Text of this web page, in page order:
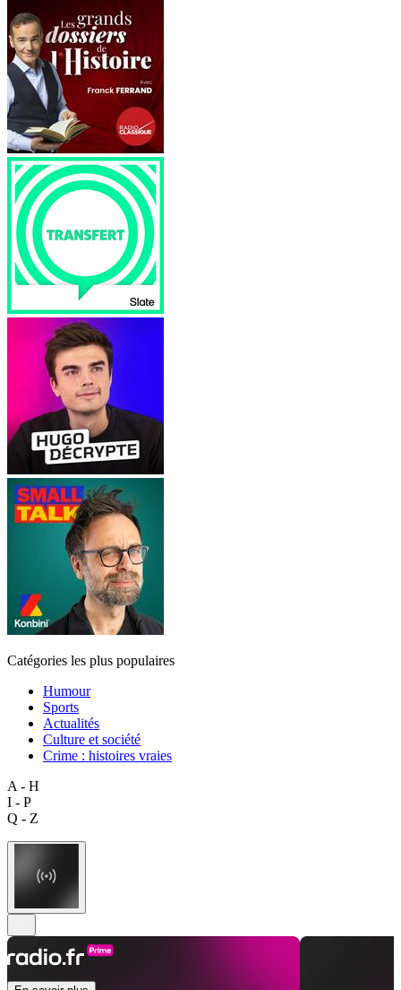
Catégories les plus populaires
Humour
Sports
Actualités
Culture et société
Crime : histoires vraies
A - H
I - P
Q - Z